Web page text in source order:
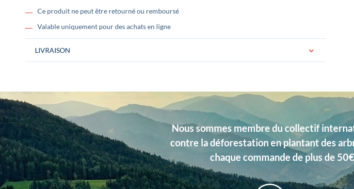
Ce produit ne peut être retourné ou remboursé
Valable uniquement pour des achats en ligne
LIVRAISON
Nous sommes membre du collectif
contre la déforestation en plantant des
chaque commande de plus de